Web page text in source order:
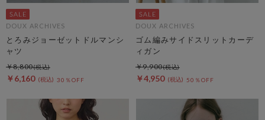
DOUX ARCHIVES
とろみジョーゼットドルマンシ
ャツ
￥6,160 30％OFF
￥8,800
DOUX ARCHIVES
ゴム編みサイドスリットカーデ
ィガン
￥4,950 50％OFF
￥9,900